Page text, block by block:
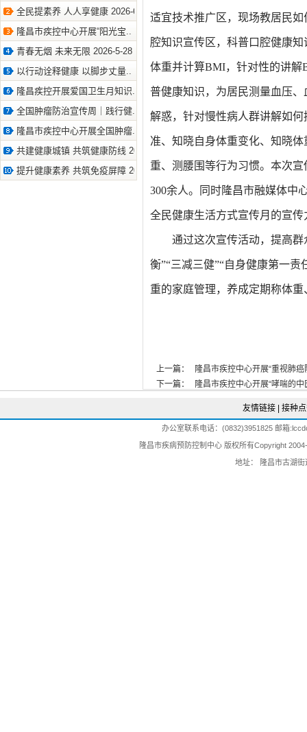
全民提素养 人人享健康 2026-6-30
隆昌市疾控中心开展“阳光宝.. 2026-6-18
青春无烟 未来无限 2026-5-28
以行动诠释健康 以脚步丈量.. 2026-5-14
隆昌疾控开展爱国卫生月知识.. 2026-4-27
全国肿瘤防治宣传周｜践行健.. 2026-4-16
隆昌市疾控中心开展全国肿瘤.. 2026-4-16
共建健康城镇 共筑健康防线 2026-4-16
提升健康素养 共筑免疫屏障 2026-4-10
适宜技术推广区，现场教居民
腔知识宣传区，科普口腔健康
体重并计算BMI，针对性的讲解
普健康知识，为居民测量血压
解惑，针对慢性病人群讲解如
准、知晓自身体重变化、知晓
重、测腰围等行为习惯。 本次宣
300余人。同时隆昌市融媒体中
全民健康生活方式宣传月 的宣传
通过这次宣传活动，提高
衡”“三减三健”“自身健康第一
重的家庭管理，养成定期称体
上一篇：
隆昌市疾控中心开展“重视肺
下一篇：
隆昌市疾控中心开展“哮喘的
友情链接 接种
办公室联系电话：(0832)3951825 邮箱
隆昌市疾病预防控制中心 版权所有Copyright
地址： 隆昌市古湖